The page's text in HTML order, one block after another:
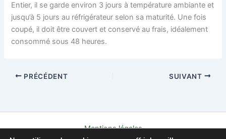
Entier, il se garde environ 3 jours à température ambiante et
jusqu’à 5 jours au réfrigérateur selon sa maturité. Une fois
coupé, il doit être couvert et conservé au frais, idéalement
consommé sous 48 heures.
PRÉCÉDENT SUIVANT
Mentions légales